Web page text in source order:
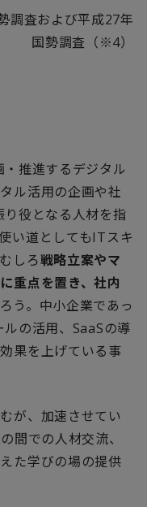
調査および平成27年
国勢調査（※4）
・推進するデジタル
ル活用の企画や社
り役となる人材を指
い道としてもITスキ
しろ戦略立案やマ
重点を置き、社内
う。中小企業であっ
の活用、 SaaSの導
果を上げている事
が、加速させてい
間での人材交流、
た学びの場の提供